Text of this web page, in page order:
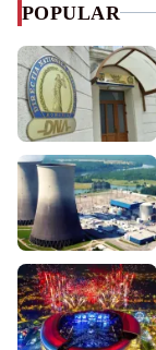
POPULAR